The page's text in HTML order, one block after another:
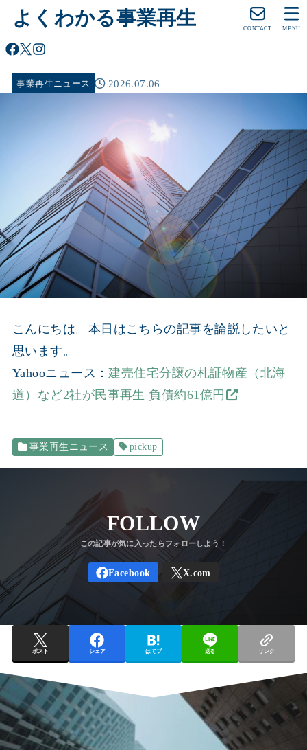
よくわかる事業再生 CONTACT MENU
事業再生ニュース 2026.07.06
こんにちは。本日はこちらの記事を論説したいと
思います。
Yahooニュース：建売住宅分譲の札証物産（北海
道）など2社が民事再生 負債約61億円
事業再生ニュース pickup
FOLLOW
ポスト シェア はてブ 送る リンク